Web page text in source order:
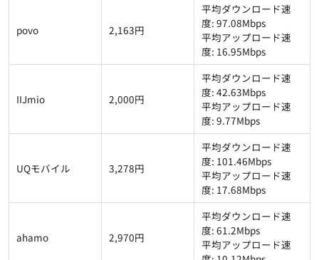
povo 2,163円
平均ダウンロード速
度: 97.08Mbps
平均アップロード速
度: 16.95Mbps
IIJmio 2,000円
平均ダウンロード速
度: 42.63Mbps
平均アップロード速
度: 9.77Mbps
UQモバイル 3,278円
平均ダウンロード速
度: 101.46Mbps
平均アップロード速
度: 17.68Mbps
ahamo 2,970円
平均ダウンロード速
度: 61.2Mbps
平均アップロード速